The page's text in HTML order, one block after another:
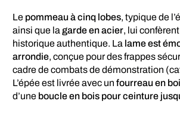
Le pommeau à cinq lobes, typique de
ainsi que lagarde en acier, lui
historique authentique. La lame est
arrondie, conçue pour des frappes
cadre de combats de démonstration
L’épée est livrée avec unfourreau en
d’une boucle en bois pour ceinture